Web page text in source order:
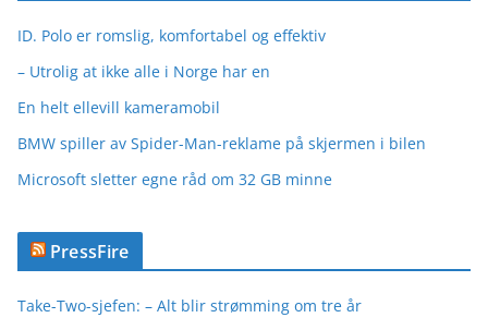
ID. Polo er romslig, komfortabel og effektiv
– Utrolig at ikke alle i Norge har en
En helt ellevill kameramobil
BMW spiller av Spider-Man-reklame på skjermen i bilen
Microsoft sletter egne råd om 32 GB minne
PressFire
Take-Two-sjefen: – Alt blir strømming om tre år